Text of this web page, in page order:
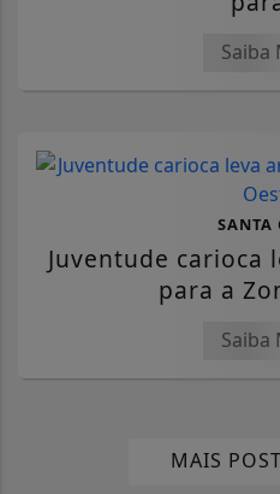
Saiba
SANTA
Juventude carioca
para a
Saiba
MAIS